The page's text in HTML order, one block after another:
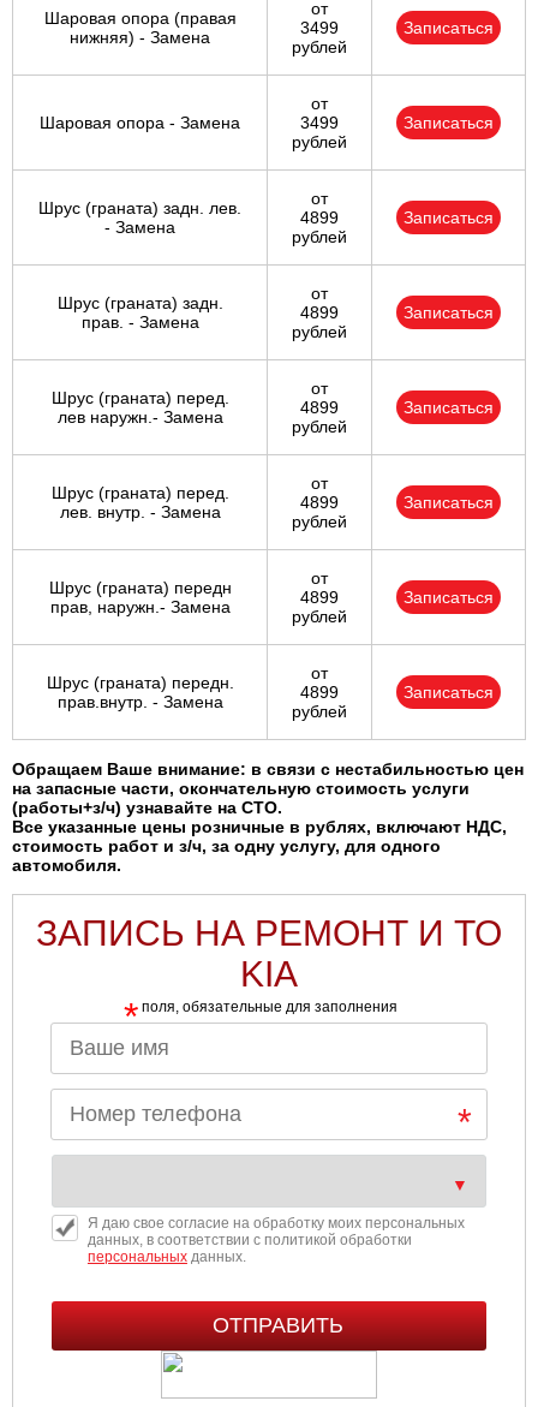
Шаровая опора (правая
нижняя) - Замена
от
3499
рублей
Записаться
Шаровая опора - Замена
от
3499
рублей
Записаться
Шрус (граната) задн. лев.
- Замена
от
4899
рублей
Записаться
Шрус (граната) задн.
прав. - Замена
от
4899
рублей
Записаться
Шрус (граната) перед.
лев наружн.- Замена
от
4899
рублей
Записаться
Шрус (граната) перед.
лев. внутр. - Замена
от
4899
рублей
Записаться
Шрус (граната) передн
прав, наружн.- Замена
от
4899
рублей
Записаться
Шрус (граната) передн.
прав.внутр. - Замена
от
4899
рублей
Записаться
Обращаем Ваше внимание: в связи с нестабильностью цен
на запасные части, окончательную стоимость услуги
(работы+з/ч) узнавайте на СТО.
Все указанные цены розничные в рублях, включают НДС,
стоимость работ и з/ч, за одну услугу, для одного
автомобиля.
ЗАПИСЬ НА РЕМОНТ И ТО
KIA
* поля, обязательные для заполнения
Я даю свое согласие на обработку моих персональных
данных, в соответствии с политикой обработки
персональныхданных.